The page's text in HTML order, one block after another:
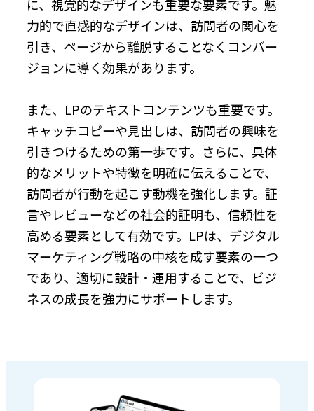
に、視覚的なデザインも重要な要素です。魅
力的で直感的なデザインは、訪問者の関心を
引き、ページから離脱することなくコンバー
ジョンに導く効果があります。
また、LPのテキストコンテンツも重要です。
キャッチコピーや見出しは、訪問者の興味を
引きつけるための第一歩です。さらに、具体
的なメリットや特徴を明確に伝えることで、
訪問者が行動を起こす動機を強化します。証
言やレビューなどの社会的証明も、信頼性を
高める要素として有効です。LPは、デジタル
マーケティング戦略の中核を成す要素の一つ
であり、適切に設計・運用することで、ビジ
ネスの成長を強力にサポートします。